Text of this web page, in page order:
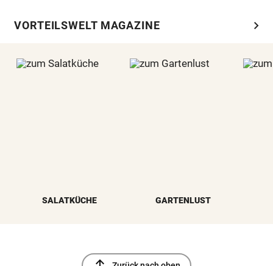
VORTEILSWELT MAGAZINE chevron_right
SALATKÜCHE GARTENLUST